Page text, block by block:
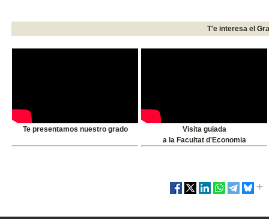
T'e interesa el
Te presentamos nuestro grado
Visita guiada
a la Facultat d'Economia